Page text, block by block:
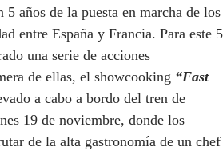
años de la puesta en marcha de los
entre España y Francia. Para este
una serie de acciones
de ellas, el showcooking “Fast
a cabo a bordo del tren de
19 de noviembre, donde los
de la alta gastronomía de un chef